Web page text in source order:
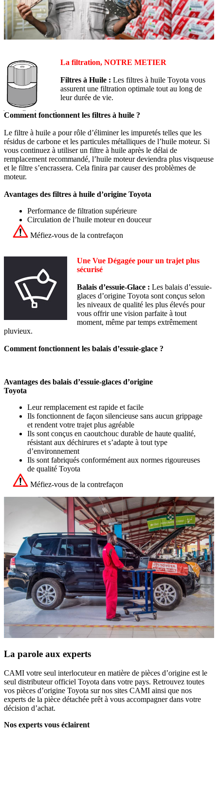
La filtration, NOTRE METIER
Filtres à Huile : Les filtres à huile Toyota vous
assurent une filtration optimale tout au long de
leur durée de vie.
Comment fonctionnent les filtres à huile ?
Le filtre à huile a pour rôle d’éliminer les impuretés telles que les
résidus de carbone et les particules métalliques de l’huile moteur. Si
vous continuez à utiliser un filtre à huile après le délai de
remplacement recommandé, l’huile moteur deviendra plus visqueuse
et le filtre s’encrassera. Cela finira par causer des problèmes de
moteur.
Avantages des filtres à huile d’origine Toyota
Performance de filtration supérieure
Circulation de l’huile moteur en douceur
Méfiez-vous de la contrefaçon
Une Vue Dégagée pour un trajet plus
sécurisé
Balais d’essuie-Glace : Les balais d’essuie-
glaces d’origine Toyota sont conçus selon
les niveaux de qualité les plus élevés pour
vous offrir une vision parfaite à tout
moment, même par temps extrêmement
pluvieux.
Comment fonctionnent les balais d’essuie-glace ?
Avantages des balais d’essuie-glaces d’origine
Toyota
Leur remplacement est rapide et facile
Ils fonctionnent de façon silencieuse sans aucun grippage
et rendent votre trajet plus agréable
Ils sont conçus en caoutchouc durable de haute qualité,
résistant aux déchirures et s’adapte à tout type
d’environnement
Ils sont fabriqués conformément aux normes rigoureuses
de qualité Toyota
Méfiez-vous de la contrefaçon
La parole aux experts
CAMI votre seul interlocuteur en matière de pièces d’origine est le
seul distributeur officiel Toyota dans votre pays. Retrouvez toutes
vos pièces d’origine Toyota sur nos sites CAMI ainsi que nos
experts de la pièce détachée prêt à vous accompagner dans votre
décision d’achat.
Nos experts vous éclairent